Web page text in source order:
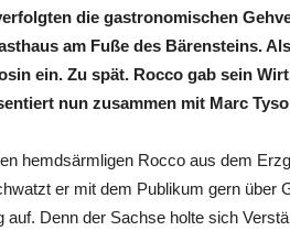
die gastronomischen
am Fuße des Bärensteins.
ein. Zu spät. Rocco gab sein
nun zusammen mit Marc
hemdsärmligen Rocco aus dem
er mit dem Publikum gern über
Denn der Sachse holte sich